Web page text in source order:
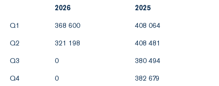
2026
2025
Q1
368 600
408 064
Q2
321 198
408 481
Q3
0
380 494
Q4
0
382 679